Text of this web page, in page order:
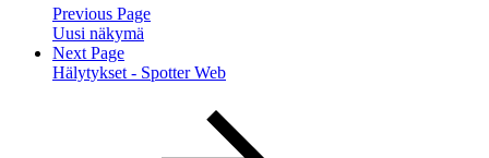
Previous Page
Uusi näkymä
Next Page
Hälytykset - Spotter Web